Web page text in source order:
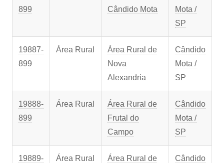
899
Cândido Mota
Mota /
SP
19887-
899
Área Rural
Área Rural de
Nova
Alexandria
Cândido
Mota /
SP
19888-
899
Área Rural
Área Rural de
Frutal do
Campo
Cândido
Mota /
SP
19889-
Área Rural
Área Rural de
Cândido